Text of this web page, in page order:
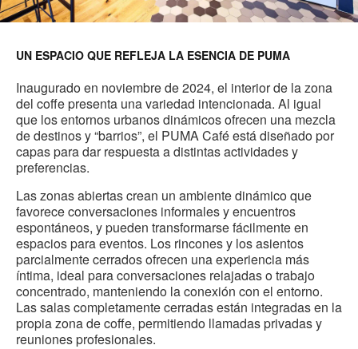
UN ESPACIO QUE REFLEJA LA ESENCIA DE PUMA
Inaugurado en noviembre de 2024, el interior de la zona
del coffe presenta una variedad intencionada. Al igual
que los entornos urbanos dinámicos ofrecen una mezcla
de destinos y “barrios”, el PUMA Café está diseñado por
capas para dar respuesta a distintas actividades y
preferencias.
Las zonas abiertas crean un ambiente dinámico que
favorece conversaciones informales y encuentros
espontáneos, y pueden transformarse fácilmente en
espacios para eventos. Los rincones y los asientos
parcialmente cerrados ofrecen una experiencia más
íntima, ideal para conversaciones relajadas o trabajo
concentrado, manteniendo la conexión con el entorno.
Las salas completamente cerradas están integradas en la
propia zona de coffe, permitiendo llamadas privadas y
reuniones profesionales.